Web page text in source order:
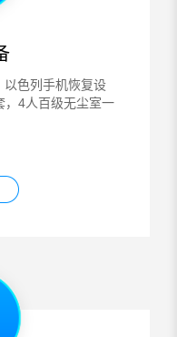
色列手机恢复设
，4人百级无尘室一